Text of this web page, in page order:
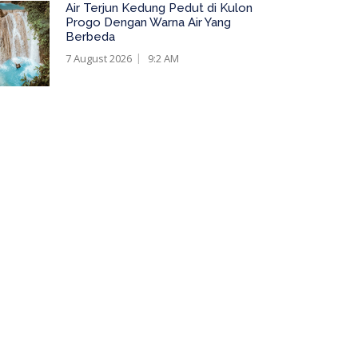
Air Terjun Kedung Pedut di Kulon
Progo Dengan Warna Air Yang
Berbeda
7 August 2026
9:2 AM